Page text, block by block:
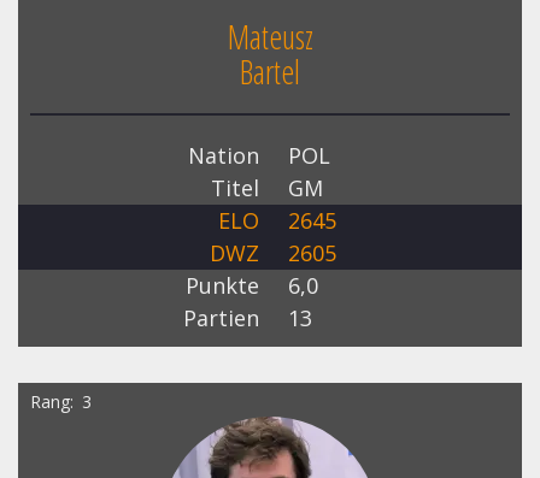
Mateusz
Bartel
Nation
POL
Titel
GM
ELO
2645
DWZ
2605
Punkte
6,0
Partien
13
Rang 3